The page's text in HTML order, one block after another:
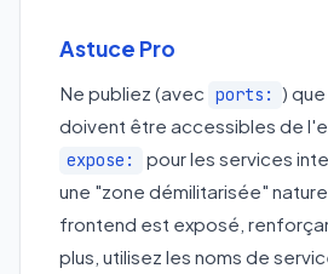
Astuce Pro
Ne publiez (avec ports: )
doivent être accessibles de
expose:
pour les services
une "zone démilitarisée"
frontend est exposé,
plus, utilisez les noms de